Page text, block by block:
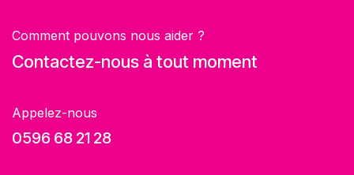
Comment pouvons nous aider ?
Contactez-nous à tout moment
Appelez-nous
0596 68 21 28